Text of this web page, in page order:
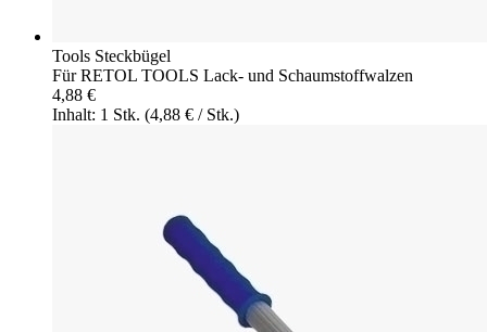
Tools Steckbügel
Für RETOL TOOLS Lack- und Schaumstoffwalzen
4,88 €
Inhalt: 1 Stk. (4,88 € / Stk.)